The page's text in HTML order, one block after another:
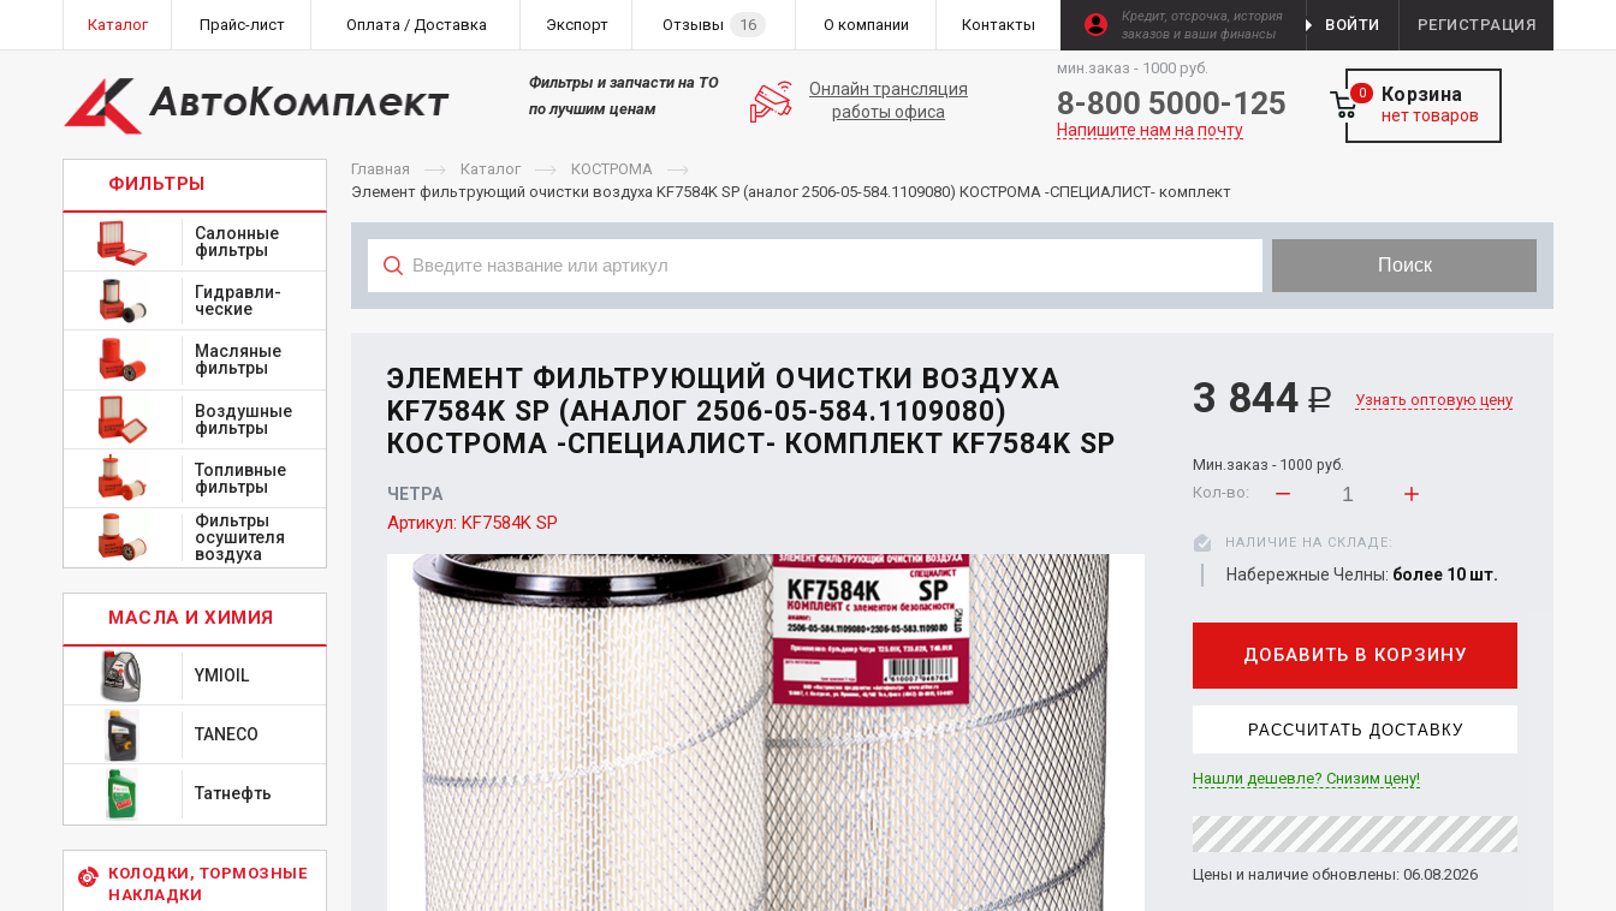
Каталог Прайс-лист Оплата / Доставка Экспорт Отзывы 16 О компании Контакты
Кредит, отсрочка, история
заказов и ваши финансы
ВОЙТИ РЕГИСТРАЦИЯ
Фильтры и запчасти на ТО
по лучшим ценам
Онлайн трансляция
работы офиса
мин.заказ - 1000 руб.
8-800 5000-125
Напишите нам на почту
Корзина
0
нет товаров
ФИЛЬТРЫ
Салонные
фильтры
Гидравли-
ческие
Масляные
фильтры
Воздушные
фильтры
Топливные
фильтры
Фильтры
осушителя
воздуха
МАСЛА И ХИМИЯ
YMIOIL
TANECO
Татнефть
КОЛОДКИ, ТОРМОЗНЫЕ
НАКЛАДКИ
Главная Каталог
КОСТРОМА
Элемент фильтрующий очистки воздуха KF7584K SP (аналог 2506-05-584.1109080) КОСТРОМА -СПЕЦИАЛИСТ- комплект
Поиск
ЭЛЕМЕНТ ФИЛЬТРУЮЩИЙ ОЧИСТКИ ВОЗДУХА
KF7584K SP (АНАЛОГ 2506-05-584.1109080)
КОСТРОМА -СПЕЦИАЛИСТ- КОМПЛЕКТ KF7584K SP
ЧЕТРА
Артикул: KF7584K SP
3 844 Р Узнать оптовую цену
Мин.заказ - 1000 руб.
Кол-во:
НАЛИЧИЕ НА СКЛАДЕ:
Набережные Челны: более 10 шт.
ДОБАВИТЬ В КОРЗИНУ
РАССЧИТАТЬ ДОСТАВКУ
Нашли дешевле? Снизим цену!
Цены и наличие обновлены: 06.08.2026